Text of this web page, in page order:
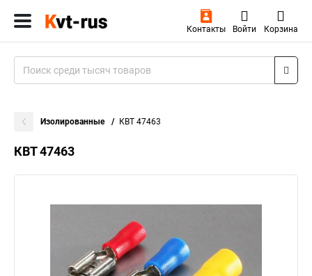
Контакты Войти Корзина
Изолированные КВТ 47463
КВТ 47463